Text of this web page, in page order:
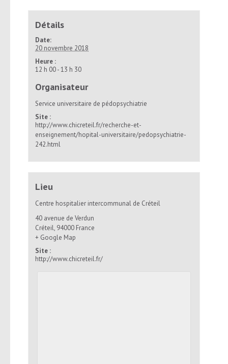
Détails
Date:
20 novembre 2018
Heure :
12 h 00 - 13 h 30
Organisateur
Service universitaire de pédopsychiatrie
Site :
http://www.chicreteil.fr/recherche-et-
enseignement/hopital-universitaire/pedopsychiatrie-
242.html
Lieu
Centre hospitalier intercommunal de Créteil
40 avenue de Verdun
Créteil, 94000 France
+ Google Map
Site :
http://www.chicreteil.fr/